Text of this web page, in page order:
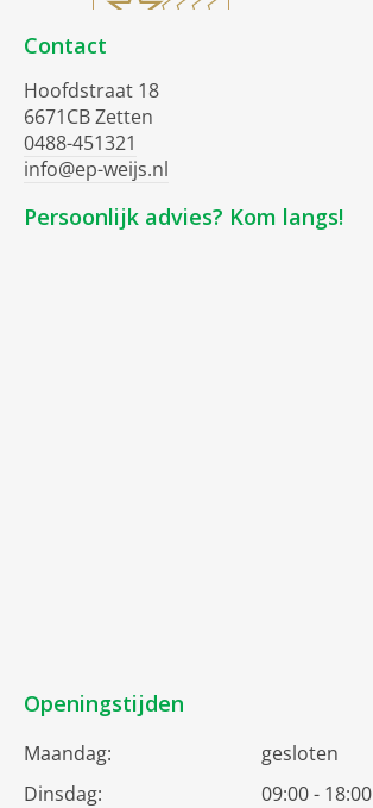
Contact
Hoofdstraat 18
6671CB Zetten
0488-451321
info@ep-weijs.nl
Persoonlijk advies? Kom langs!
Openingstijden
Maandag:
gesloten
Dinsdag:
09:00 - 18:00